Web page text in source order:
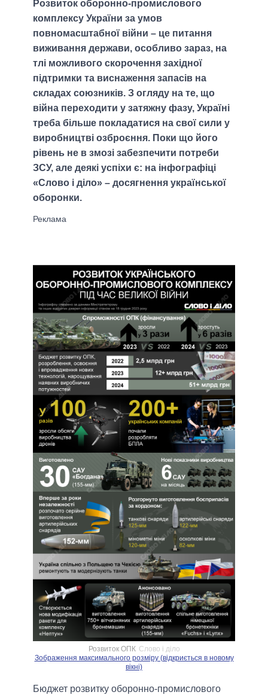
Розвиток оборонно-промислового
комплексу України за умов
повномасштабної війни – це питання
виживання держави, особливо зараз, на
тлі можливого скорочення західної
підтримки та виснаження запасів на
складах союзників. З огляду на те, що
війна переходити у затяжну фазу, Україні
треба більше покладатися на свої сили у
виробництві озброєння. Поки що його
рівень не в змозі забезпечити потреби
ЗСУ, але деякі успіхи є: на інфографіці
«Слово і діло» – досягнення української
оборонки.
Розвиток ОПК Слово і діло
Зображення максимального розміру (відкриється в новому
вікні)
Бюджет розвитку оборонно-промислового